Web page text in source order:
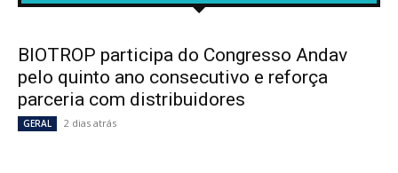
BIOTROP participa do Congresso Andav
pelo quinto ano consecutivo e reforça
parceria com distribuidores
GERAL 2 dias atrás